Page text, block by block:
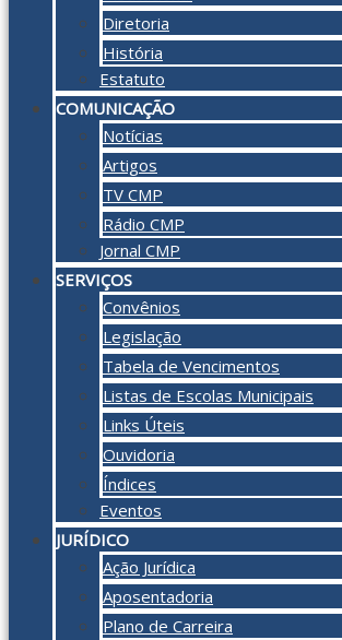
Diretoria
História
Estatuto
COMUNICAÇÃO
Notícias
Artigos
TV CMP
Rádio CMP
Jornal CMP
SERVIÇOS
Convênios
Legislação
Tabela de Vencimentos
Listas de Escolas Municipais
Links Úteis
Ouvidoria
Índices
Eventos
JURÍDICO
Ação Jurídica
Aposentadoria
Plano de Carreira